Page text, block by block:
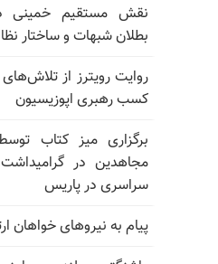
بطلان شبهات و ساختار
روایت رویترز از
کسب رهبری اپوزیسیون
برگزاری میز کتاب
مجاهدین در
سراسری در پاریس
پیام به نیروهای خواهان ارتباط -